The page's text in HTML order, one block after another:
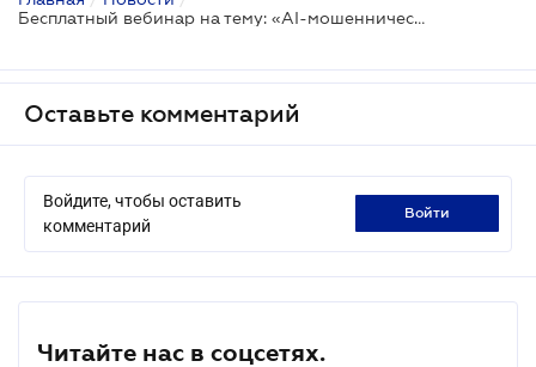
Бесплатный вебинар на тему: «AI-мошенничество: новая угроза для бизнеса»
Оставьте комментарий
Войдите, чтобы оставить
комментарий
войти
Читайте нас в соцсетях.